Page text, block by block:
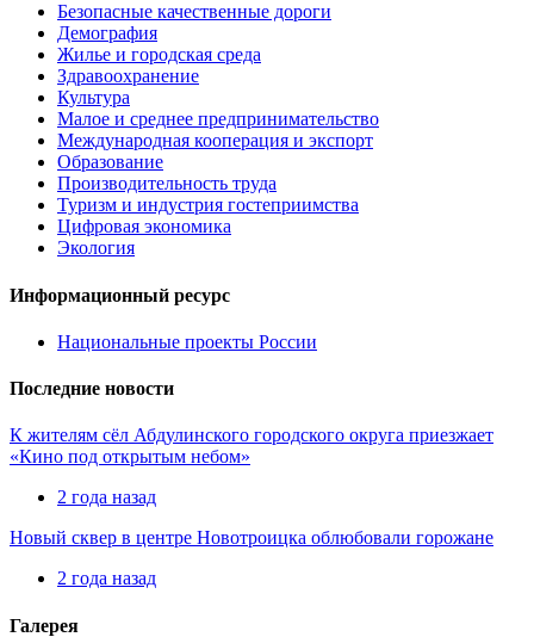
Безопасные качественные дороги
Демография
Жилье и городская среда
Здравоохранение
Культура
Малое и среднее предпринимательство
Международная кооперация и экспорт
Образование
Производительность труда
Туризм и индустрия гостеприимства
Цифровая экономика
Экология
Информационный ресурс
Национальные проекты России
Последние новости
К жителям сёл Абдулинского городского округа приезжает
«Кино под открытым небом»
2 года назад
Новый сквер в центре Новотроицка облюбовали горожане
2 года назад
Галерея